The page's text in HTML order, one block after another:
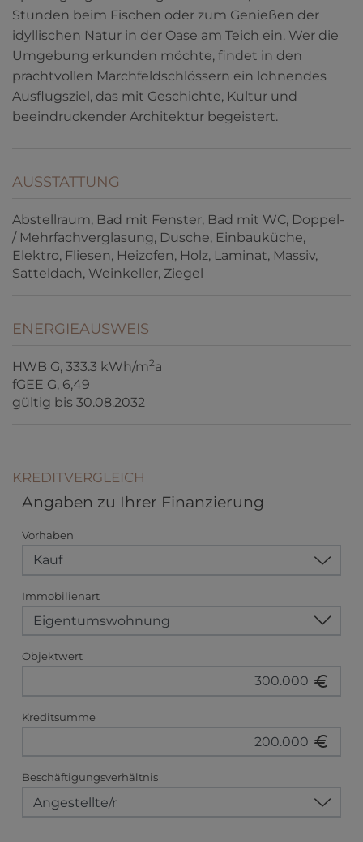
Stunden beim Fischen oder zum Genießen der
idyllischen Natur in der Oase am Teich ein. Wer die
Umgebung erkunden möchte, findet in den
prachtvollen Marchfeldschlössern ein lohnendes
Ausflugsziel, das mit Geschichte, Kultur und
beeindruckender Architektur begeistert.
AUSSTATTUNG
Abstellraum Bad mit Fenster Bad mit WC Doppel-
/ Mehrfachverglasung Dusche Einbauküche
Elektro Fliesen Heizofen Holz Laminat Massiv
Satteldach Weinkeller Ziegel
ENERGIEAUSWEIS
HWB G, 333.3 kWh/m2a
fGEE G, 6,49
gültig bis 30.08.2032
KREDITVERGLEICH